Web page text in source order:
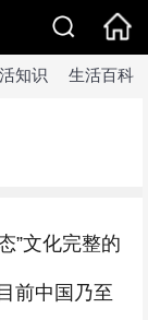
知识 生活百科
”文化完整的
前中国乃至